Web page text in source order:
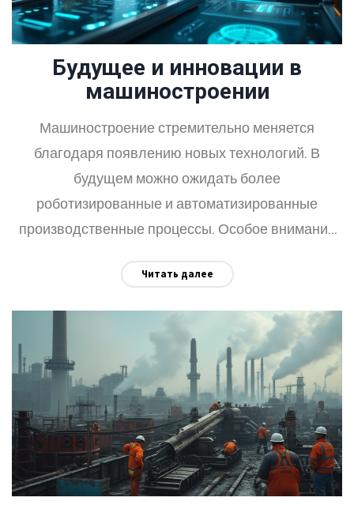
подчеркивают необходимость поддержания и
модернизации промышленного потенциала.
Будущее и инновации в
машиностроении
Машиностроение стремительно меняется
благодаря появлению новых технологий. В
будущем можно ожидать более
роботизированные и автоматизированные
производственные процессы. Особое внимание
использованию возобновляемых материалов.
производства, включая устойчивость и
экономическую эффективность.
Читать далее